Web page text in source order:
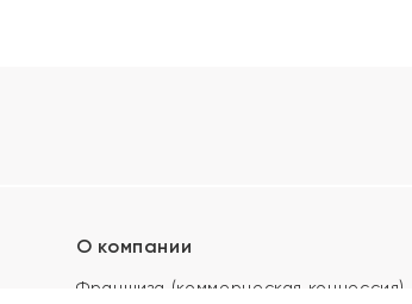
О компании
Франшиза (коммерческая концессия)